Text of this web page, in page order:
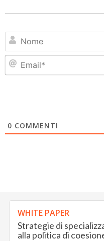
0 COMMENTI
WHITE PAPER
Strategie di
alla politica di